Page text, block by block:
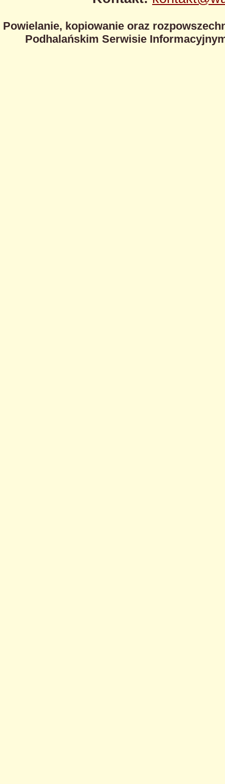
Powielanie, kopiowanie oraz
Podhalańskim Serwisie